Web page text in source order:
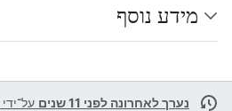
מידע נוסף
נערך לאחרונה לפני 11 שנים על־ידי